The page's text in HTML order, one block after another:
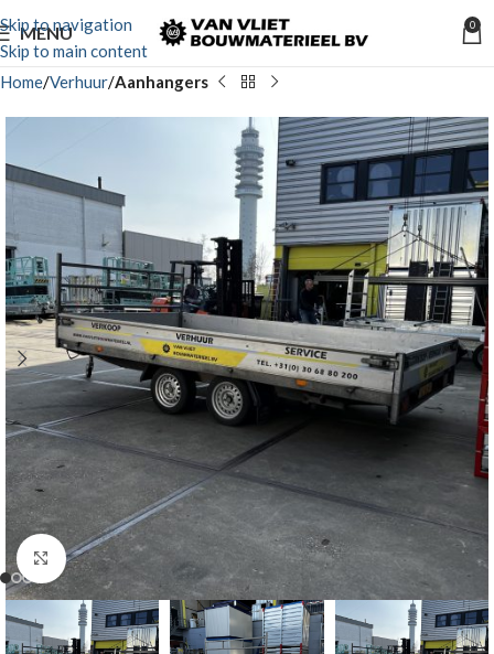
Skip to navigation
Skip to main content
MENU 0
Home Verhuur Aanhangers
Click to enlarge